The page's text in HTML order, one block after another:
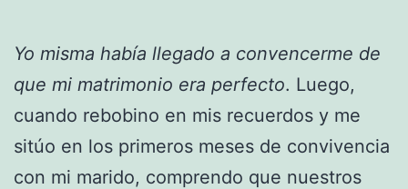
Yo misma había llegado a convencerme de
que mi matrimonio era perfecto. Luego,
cuando rebobino en mis recuerdos y me
sitúo en los primeros meses de convivencia
con mi marido, comprendo que nuestros